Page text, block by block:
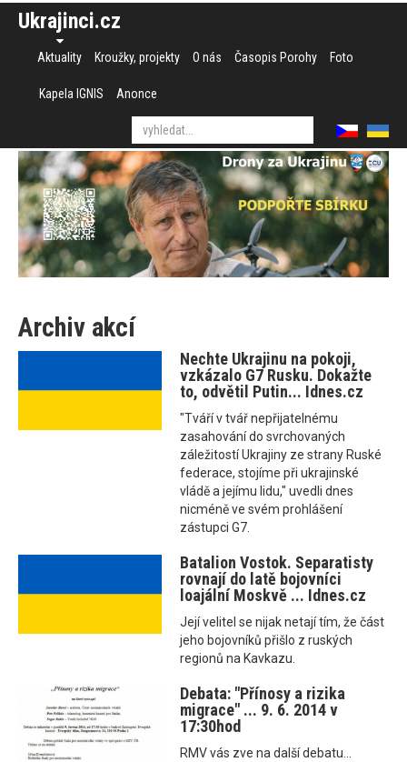
Ukrajinci.cz
Aktuality Kroužky, projekty O nás Časopis Porohy Foto
Kapela IGNIS Anonce
Archiv akcí
Nechte Ukrajinu na pokoji,
vzkázalo G7 Rusku. Dokažte
to, odvětil Putin... Idnes.cz
"Tváří v tvář nepřijatelnému
zasahování do svrchovaných
záležitostí Ukrajiny ze strany Ruské
federace, stojíme při ukrajinské
vládě a jejímu lidu," uvedli dnes
nicméně ve svém prohlášení
zástupci G7.
Batalion Vostok. Separatisty
rovnají do latě bojovníci
loajální Moskvě ... Idnes.cz
Její velitel se nijak netají tím, že část
jeho bojovníků přišlo z ruských
regionů na Kavkazu.
Debata: "Přínosy a rizika
migrace" ... 9. 6. 2014 v
17:30hod
RMV vás zve na další debatu...